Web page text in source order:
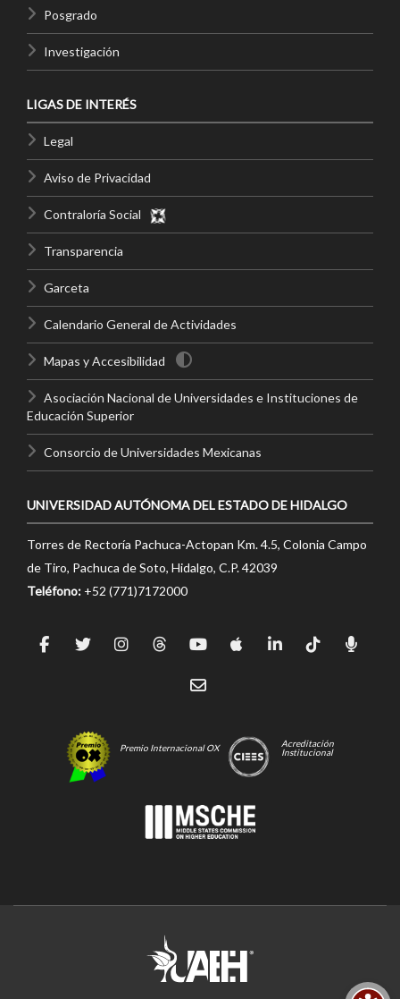
Posgrado
Investigación
LIGAS DE INTERÉS
Legal
Aviso de Privacidad
Contraloría Social
Transparencia
Garceta
Calendario General de Actividades
Mapas y Accesibilidad
Asociación Nacional de Universidades e Instituciones de
Educación Superior
Consorcio de Universidades Mexicanas
UNIVERSIDAD AUTÓNOMA DEL ESTADO DE HIDALGO
Torres de Rectoría Pachuca-Actopan Km. 4.5, Colonia Campo
de Tiro, Pachuca de Soto, Hidalgo, C.P. 42039
Teléfono: +52 (771)7172000
Premio Internacional OX
Acreditación
Institucional